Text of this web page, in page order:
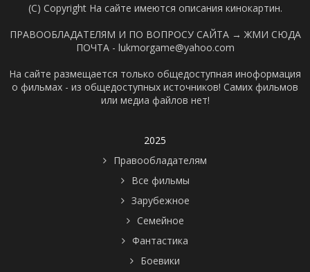
(C) Copyright На сайте имеются описания кинокартин.
ПРАВООБЛАДАТЕЛЯМ И ПО ВОПРОСУ САЙТА → ЖМИ СЮДА
ПОЧТА - lukmorgame@yahoo.com
На сайте размещается только общедоступная иноформация
о фильмах - из общедоступных источников! Самих фильмов
или медиа файлов нет!
2025
Правообладателям
Все фильмы
Зарубежное
Семейное
Фантастика
Боевики